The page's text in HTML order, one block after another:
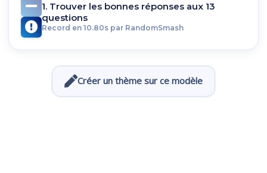
1. Trouver les bonnes réponses aux 13
questions
Record en 10.80s par RandomSmash
Créer un thème sur ce modèle